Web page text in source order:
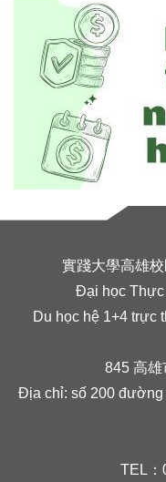
實踐大學高雄
Đại học Thực
Du học hệ 1+4 trực
845 高雄
Địa chỉ: số 200 đường
TEL：